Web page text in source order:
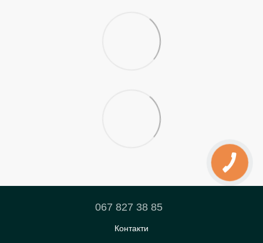
067 827 38 85
Контакти